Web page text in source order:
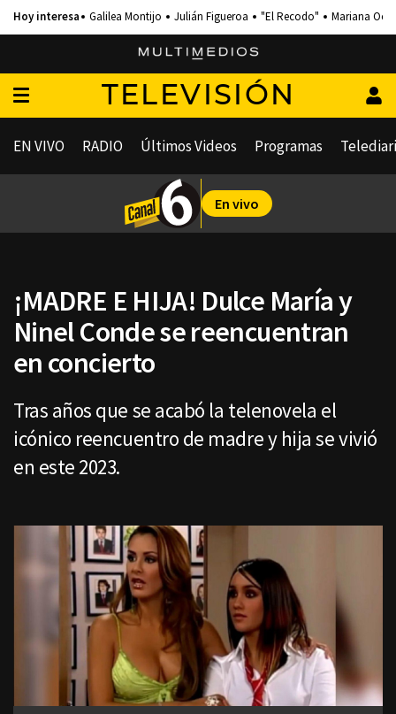
Galilea Montijo Julián Figueroa "El Recodo" Mariana
TELEVISIÓN
EN VIVO RADIO Últimos Videos Programas
En vivo
¡MADRE E HIJA! Dulce María y
Ninel Conde se reencuentran
en concierto
Tras años que se acabó la telenovela el
icónico reencuentro de madre y hija se vivió
en este 2023.